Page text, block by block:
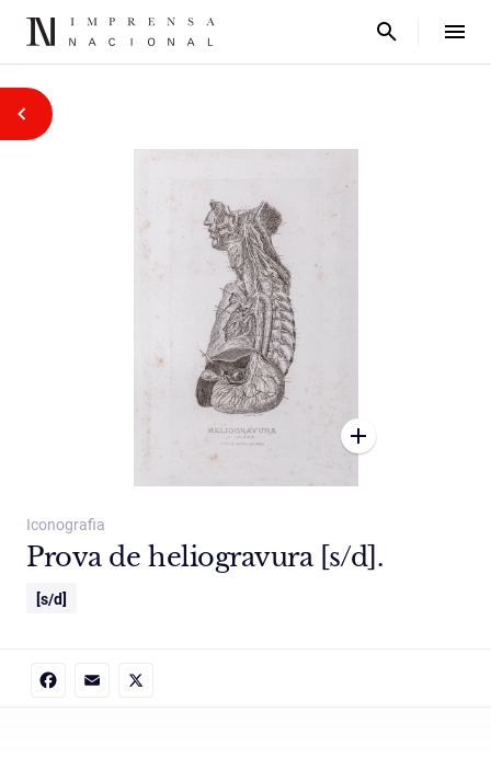
Iconografia
Prova de heliogravura [s/d].
[s/d]